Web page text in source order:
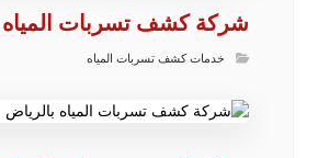
شركة كشف تسربات المياه
خدمات كشف تسربات المياه